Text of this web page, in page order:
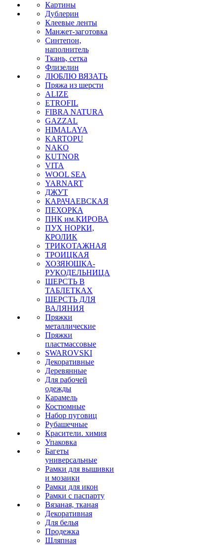
Картины
Дублерин
Клеевые ленты
Манжет-заготовка
Синтепон,
наполнитель
Ткань, сетка
Флизелин
ЛЮБЛЮ ВЯЗАТЬ
Пряжа из шерсти
ALIZE
ETROFIL
FIBRA NATURA
GAZZAL
HIMALAYA
KARTOPU
NAKO
KUTNOR
VITA
WOOL SEA
YARNART
ДЖУТ
КАРАЧАЕВСКАЯ
ПЕХОРКА
ПНК им.КИРОВА
ПУХ НОРКИ,
КРОЛИК
ТРИКОТАЖНАЯ
ТРОИЦКАЯ
ХОЗЯЮШКА-
РУКОДЕЛЬНИЦА
ШЕРСТЬ В
ТАБЛЕТКАХ
ШЕРСТЬ ДЛЯ
ВАЛЯНИЯ
Пряжки
металлические
Пряжки
пластмассовые
SWAROVSKI
Декоративные
Деревянные
Для рабочей
одежды
Карамель
Костюмные
Набор пуговиц
Рубашечные
Красители. химия
Упаковка
Багеты
универсальные
Рамки для вышивки
и мозаики
Рамки для икон
Рамки с паспарту
Вязаная, тканая
Декоративная
Для белья
Продежка
Шляпная